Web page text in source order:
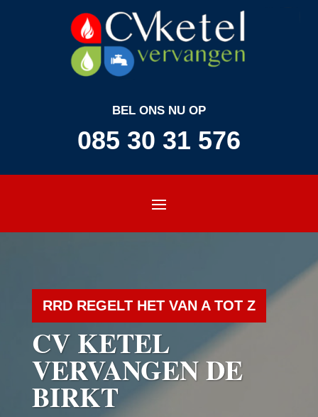
BEL ONS NU OP
085 30 31 576
RRD REGELT HET VAN A TOT Z
CV KETEL
VERVANGEN DE
BIRKT